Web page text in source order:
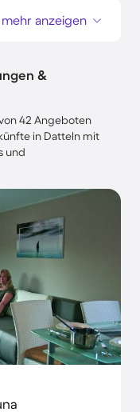
mehr anzeigen
&
42 Angeboten
in Datteln mit
und